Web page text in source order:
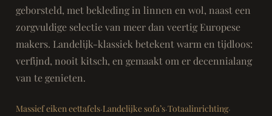
geborsteld, met bekleding in linnen en wol, naast een
zorgvuldige selectie van meer dan veertig Europese
makers. Landelijk-klassiek betekent warm en tijdloos:
verfijnd, nooit kitsch, en gemaakt om er decennialang
van te genieten.
Massief eiken eettafels·Landelijke sofa’s·Totaalinrichting·